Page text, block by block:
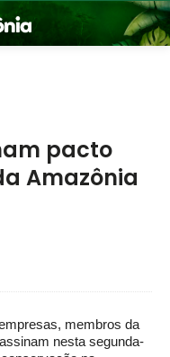
pacto
Amazônia
membros da
nesta segunda-